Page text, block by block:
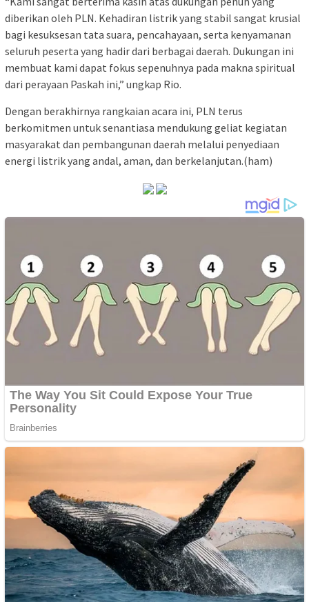
diberikan oleh PLN. Kehadiran listrik yang stabil sangat krusial
bagi kesuksesan tata suara, pencahayaan, serta kenyamanan
seluruh peserta yang hadir dari berbagai daerah. Dukungan ini
membuat kami dapat fokus sepenuhnya pada makna spiritual
dari perayaan Paskah ini,” ungkap Rio.
Dengan berakhirnya rangkaian acara ini, PLN terus
berkomitmen untuk senantiasa mendukung geliat kegiatan
masyarakat dan pembangunan daerah melalui penyediaan
energi listrik yang andal, aman, dan berkelanjutan.(ham)